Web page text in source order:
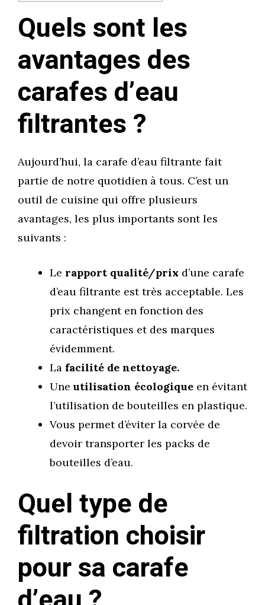
Quels sont les
avantages des
carafes d’eau
filtrantes ?
Aujourd’hui, la carafe d’eau filtrante fait
partie de notre quotidien à tous. C’est un
outil de cuisine qui offre plusieurs
avantages, les plus importants sont les
suivants :
Le rapport qualité/prix d’une carafe
d’eau filtrante est très acceptable. Les
prix changent en fonction des
caractéristiques et des marques
évidemment.
La facilité de nettoyage.
Uneutilisation écologique en évitant
l’utilisation de bouteilles en plastique.
Vous permet d’éviter la corvée de
devoir transporter les packs de
bouteilles d’eau.
Quel type de
filtration choisir
pour sa carafe